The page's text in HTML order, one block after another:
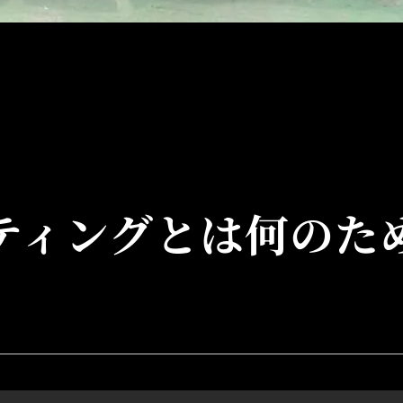
ィングとは何のた